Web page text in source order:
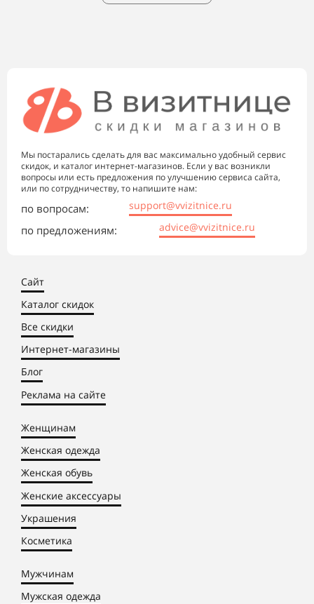
Мы постарались сделать для вас максимально удобный сервис
скидок, и каталог интернет-магазинов. Если у вас возникли
вопросы или есть предложения по улучшению сервиса сайта,
или по сотрудничеству, то напишите нам:
по вопросам: support@vvizitnice.ru
по предложениям: advice@vvizitnice.ru
Сайт
Каталог скидок
Все скидки
Интернет-магазины
Блог
Реклама на сайте
Женщинам
Женская одежда
Женская обувь
Женские аксессуары
Украшения
Косметика
Мужчинам
Мужская одежда